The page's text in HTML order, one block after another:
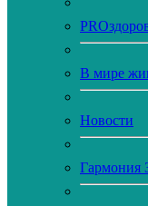
В мире
Новости
Гармония